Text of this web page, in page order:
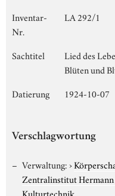
Inventar-
Nr.
LA 292/1
Sachtitel
Lied des
Blüten und
Datierung
1924-10-07
Verschlagwortung
Verwaltung:›
Zentralinstitut
Kulturtechnik